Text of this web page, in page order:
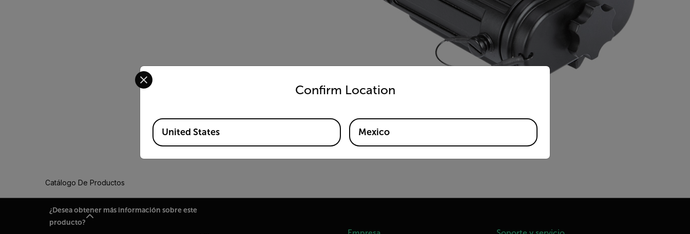
Catálogo De Productos
¿Desea obtener más información sobre este
producto?
Confirm Location
Select your preferred country and language from the options below to access the appropriate version of our website.
Available Locations
United States Mexico